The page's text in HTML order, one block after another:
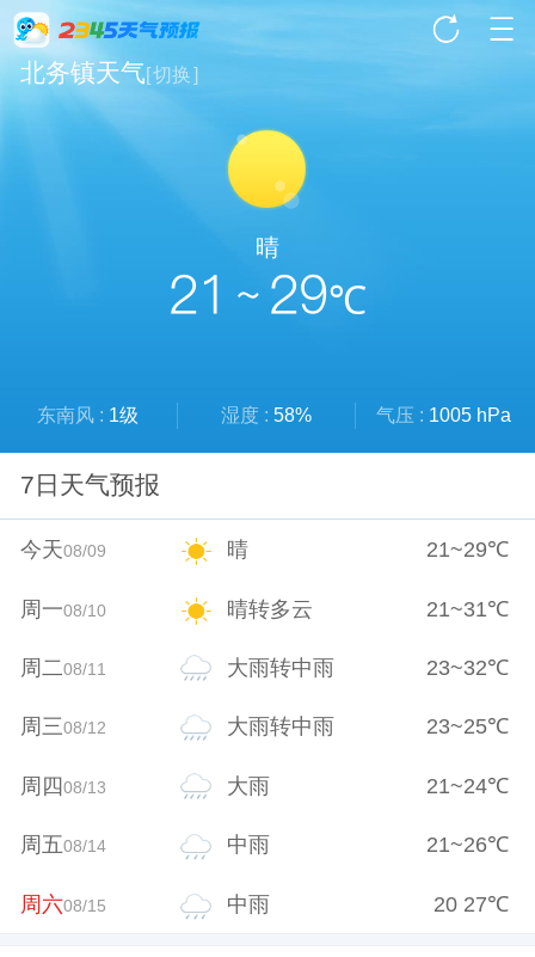
北务镇天气[切换]
晴
21 ~ 29℃
东南风 : 1级 湿度 : 58% 气压 : 1005 hPa
7日天气预报
今天08/09 晴 21~29℃
周一08/10 晴转多云 21~31℃
周二08/11 大雨转中雨 23~32℃
周三08/12 大雨转中雨 23~25℃
周四08/13 大雨 21~24℃
周五08/14 中雨 21~26℃
周六08/15 中雨 20 27℃